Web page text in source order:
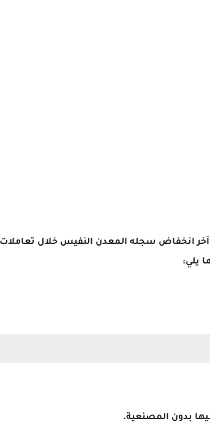
عيار 21 استقر خلال تعاملات اليوم على آخر انخفاض سجله المعدن النفيس خلال
يلي: